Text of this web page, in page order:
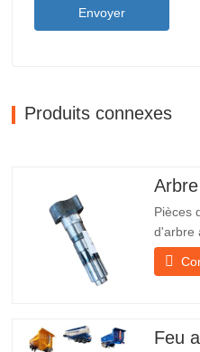
Envoyer
Produits connexes
Pièces
d'arbre
chinois à vendre
Pièces
expédition À propos de
Feu